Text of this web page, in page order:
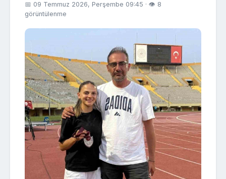
📅 09 Temmuz 2026, Perşembe 09:45 · 👁 8
görüntülenme